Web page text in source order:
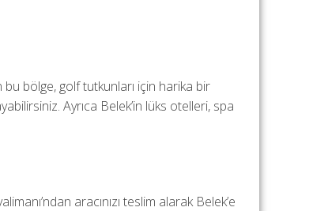
bölge, golf tutkunları için harika bir
Ayrıca Belek’in lüks otelleri, spa
aracınızı teslim alarak Belek’e